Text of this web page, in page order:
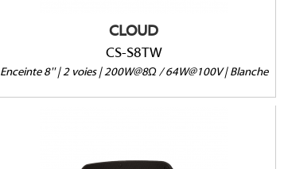
CLOUD
CS-S8TW
Enceinte 8'' | 2 voies | 200W@8Ω / 64W@100V | Blanche